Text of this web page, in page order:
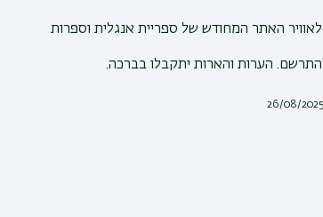
האתר המחודש של ספריית אנגלית וספרות
הערות והארות יתקבלו בברכה.